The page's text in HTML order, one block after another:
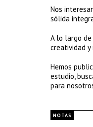
Nos
sólida
A lo largo
creatividad
Hemos
estudio,
para
NOTAS